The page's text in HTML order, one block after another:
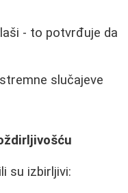
- to potvrđuje da
slučajeve
su izbirljivi: